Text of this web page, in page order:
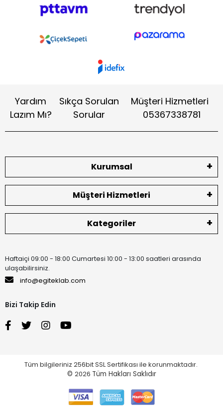
Yardım
Lazım Mı?
Sıkça Sorulan
Sorular
Müşteri Hizmetleri
05367338781
Kurumsal
Müşteri Hizmetleri
Kategoriler
Haftaiçi 09:00 - 18:00 Cumartesi 10:00 - 13:00 saatleri arasında
ulaşabilirsiniz.
info@egiteklab.com
Bizi Takip Edin
Tüm bilgileriniz 256bit SSL Sertifikası ile korunmaktadır.
© 2026 Tüm Hakları Saklıdır